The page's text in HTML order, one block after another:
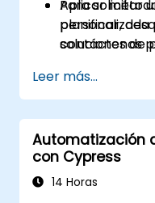
Aplicar
planificar,
soluciones de
familiarizarse
las pruebas.
Para solicitar
contáctenos
Leer más...
Automatización
con Cypress
14 Horas